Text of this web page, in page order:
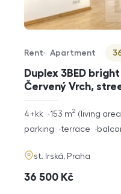
Duplex 3BED
Červený Vrch,
Offer type
Rent
Property type
Apartment
Virtuální prohlídka
rozměry
disposition
4+kk living area
153 m2
funkce
parking terrace
adresa
st. Irská, Praha
cena
36 500 Kč